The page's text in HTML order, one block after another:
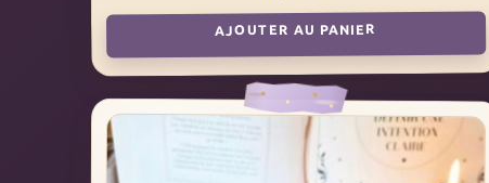
AJOUTER AU PANIER